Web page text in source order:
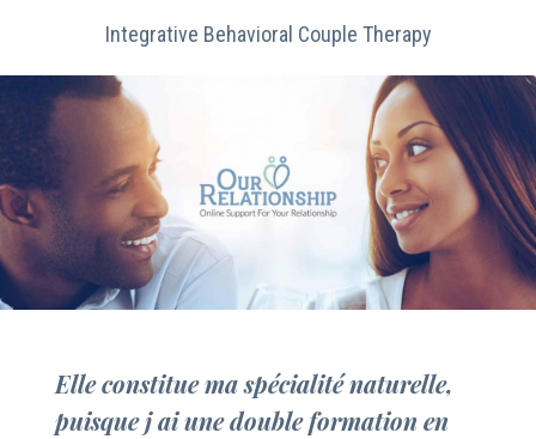
Integrative Behavioral Couple Therapy
Elle constitue ma spécialité naturelle,
puisque j ai une double formation en